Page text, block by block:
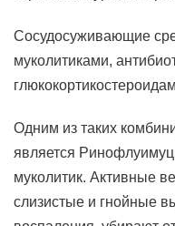
Сосудосуживающие
муколитиками,
Одним из таких
является
муколитик. Активные
слизистые и гнойные